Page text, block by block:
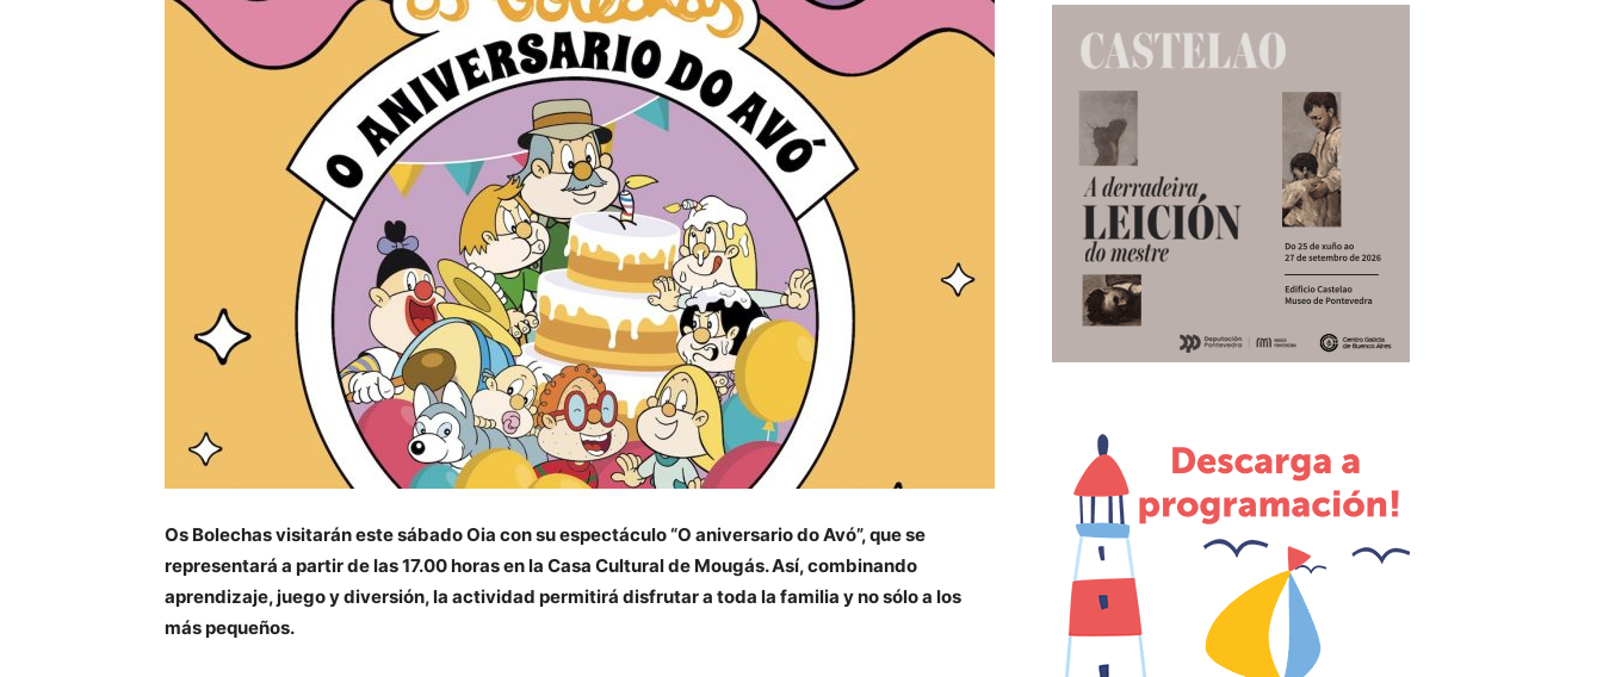
Os Bolechas visitarán este sábado Oia con su espectáculo “O aniversario do Avó”, que se
representará a partir de las 17.00 horas en la Casa Cultural de Mougás. Así, combinando
aprendizaje, juego y diversión, la actividad permitirá disfrutar a toda la familia y no sólo a los
más pequeños.